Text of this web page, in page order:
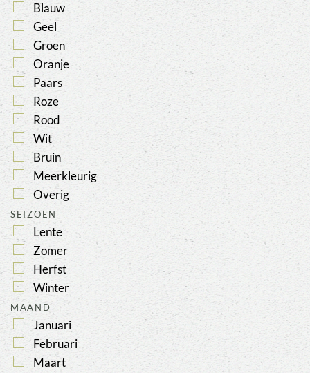
Blauw
Geel
Groen
Oranje
Paars
Roze
Rood
Wit
Bruin
Meerkleurig
Overig
SEIZOEN
Lente
Zomer
Herfst
Winter
MAAND
Januari
Februari
Maart